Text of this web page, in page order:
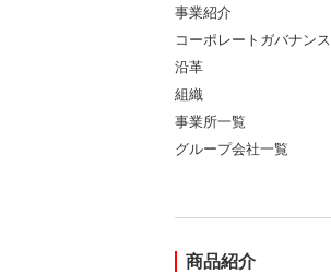
事業紹介
コーポレートガバナンス
沿革
組織
事業所一覧
グループ会社一覧
商品紹介